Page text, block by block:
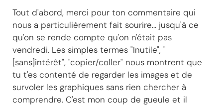
Tout d'abord, merci pour ton commentaire qui
nous a particulièrement fait sourire... jusqu'à ce
qu'on se rende compte qu'on n'était pas
vendredi. Les simples termes "Inutile", "
[sans]intérêt", "copier/coller" nous montrent que
tu t'es contenté de regarder les images et de
survoler les graphiques sans rien chercher à
comprendre. C'est mon coup de gueule et il